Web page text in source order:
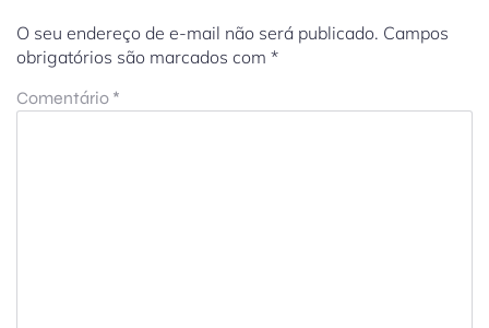
O seu endereço de e-mail não será publicado. Campos
obrigatórios são marcados com *
Comentário *